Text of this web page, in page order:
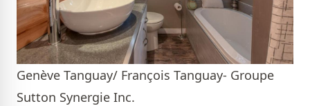
Genève Tanguay/ François Tanguay- Groupe
Sutton Synergie Inc.